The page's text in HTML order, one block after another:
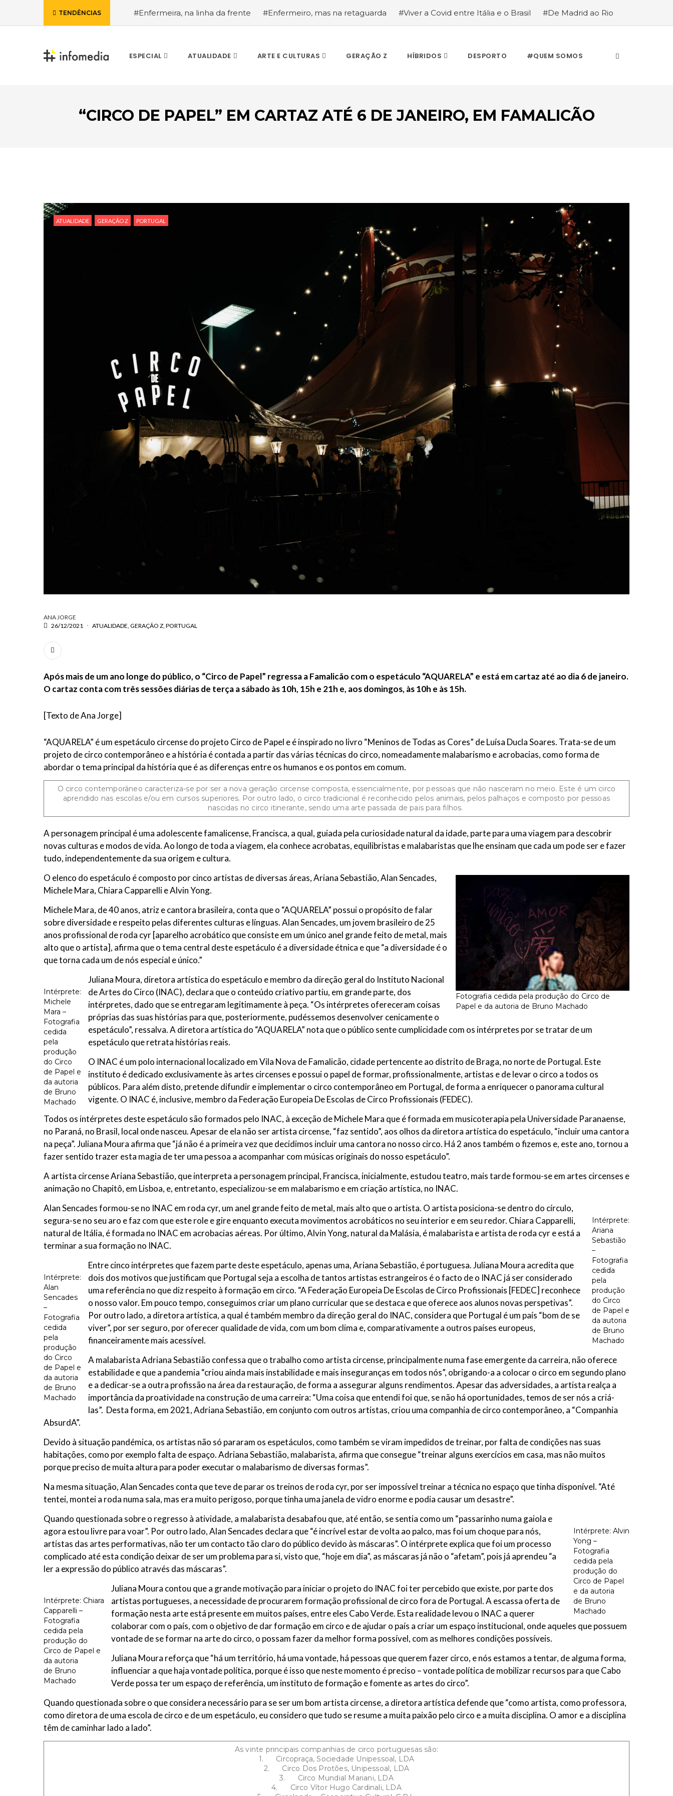
TENDÊNCIAS #Enfermeira, na linha da frente #Enfermeiro, mas na retaguarda #Viver a Covid entre Itália e o Brasil
#De Madrid ao Rio
ESPECIAL ATUALIDADE ARTE E CULTURAS GERAÇÃO Z HÍBRIDOS DESPORTO #QUEM SOMOS
“CIRCO DE PAPEL” EM CARTAZ ATÉ 6 DE JANEIRO, EM FAMALICÃO
ATUALIDADE GERAÇÃO Z PORTUGAL
ANA JORGE
26/12/2021
ATUALIDADE GERAÇÃO Z PORTUGAL
Após mais de um ano longe do público, o “Circo de Papel” regressa a Famalicão com o espetáculo “AQUARELA” e está em cartaz até ao dia 6 de janeiro.
O cartaz conta com três sessões diárias de terça a sábado às 10h, 15h e 21h e, aos domingos, às 10h e às 15h.
[Texto de Ana Jorge]
“AQUARELA” é um espetáculo circense do projeto Circo de Papel e é inspirado no livro “Meninos de Todas as Cores” de Luísa Ducla Soares. Trata-se de um
projeto de circo contemporâneo e a história é contada a partir das várias técnicas do circo, nomeadamente malabarismo e acrobacias, como forma de
abordar o tema principal da história que é as diferenças entre os humanos e os pontos em comum.
O circo contemporâneo caracteriza-se por ser a nova geração circense composta, essencialmente, por pessoas que não nasceram no meio. Este é um circo
aprendido nas escolas e/ou em cursos superiores. Por outro lado, o circo tradicional é reconhecido pelos animais, pelos palhaços e composto por pessoas
nascidas no circo itinerante, sendo uma arte passada de pais para filhos.
A personagem principal é uma adolescente famalicense, Francisca, a qual, guiada pela curiosidade natural da idade, parte para uma viagem para descobrir
novas culturas e modos de vida. Ao longo de toda a viagem, ela conhece acrobatas, equilibristas e malabaristas que lhe ensinam que cada um pode ser e fazer
tudo, independentemente da sua origem e cultura.
Fotografia cedida pela produção do Circo de
Papel e da autoria de Bruno Machado
O elenco do espetáculo é composto por cinco artistas de diversas áreas, Ariana Sebastião, Alan Sencades,
Michele Mara, Chiara Capparelli e Alvin Yong.
Michele Mara, de 40 anos, atriz e cantora brasileira, conta que o “AQUARELA” possui o propósito de falar
sobre diversidade e respeito pelas diferentes culturas e línguas. Alan Sencades, um jovem brasileiro de 25
anos profissional de roda cyr [aparelho acrobático que consiste em um único anel grande feito de metal, mais
alto que o artista], afirma que o tema central deste espetáculo é a diversidade étnica e que “a diversidade é o
que torna cada um de nós especial e único.”
Intérprete:
Michele
Mara –
Fotografia
cedida
pela
produção
do Circo
de Papel e
da autoria
de Bruno
Machado
Juliana Moura, diretora artística do espetáculo e membro da direção geral do Instituto Nacional
de Artes do Circo (INAC), declara que o conteúdo criativo partiu, em grande parte, dos
intérpretes, dado que se entregaram legitimamente à peça. “Os intérpretes ofereceram coisas
próprias das suas histórias para que, posteriormente, pudéssemos desenvolver cenicamente o
espetáculo”, ressalva. A diretora artística do “AQUARELA” nota que o público sente cumplicidade com os intérpretes por se tratar de um
espetáculo que retrata histórias reais.
O INAC é um polo internacional localizado em Vila Nova de Famalicão, cidade pertencente ao distrito de Braga, no norte de Portugal. Este
instituto é dedicado exclusivamente às artes circenses e possui o papel de formar, profissionalmente, artistas e de levar o circo a todos os
públicos. Para além disto, pretende difundir e implementar o circo contemporâneo em Portugal, de forma a enriquecer o panorama cultural
vigente. O INAC é, inclusive, membro da Federação Europeia De Escolas de Circo Profissionais (FEDEC).
Todos os intérpretes deste espetáculo são formados pelo INAC, à exceção de Michele Mara que é formada em musicoterapia pela Universidade Paranaense,
no Paraná, no Brasil, local onde nasceu. Apesar de ela não ser artista circense, “faz sentido”, aos olhos da diretora artística do espetáculo, “incluir uma cantora
na peça”. Juliana Moura afirma que “já não é a primeira vez que decidimos incluir uma cantora no nosso circo. Há 2 anos também o fizemos e, este ano, tornou a
fazer sentido trazer esta magia de ter uma pessoa a acompanhar com músicas originais do nosso espetáculo”.
A artista circense Ariana Sebastião, que interpreta a personagem principal, Francisca, inicialmente, estudou teatro, mais tarde formou-se em artes circenses e
animação no Chapitô, em Lisboa, e, entretanto, especializou-se em malabarismo e em criação artística, no INAC.
Intérprete:
Ariana
Sebastião
–
Fotografia
cedida
pela
produção
do Circo
de Papel e
da autoria
de Bruno
Machado
Alan Sencades formou-se no INAC em roda cyr, um anel grande feito de metal, mais alto que o artista. O artista posiciona-se dentro do círculo,
segura-se no seu aro e faz com que este role e gire enquanto executa movimentos acrobáticos no seu interior e em seu redor. Chiara Capparelli,
natural de Itália, é formada no INAC em acrobacias aéreas. Por último, Alvin Yong, natural da Malásia, é malabarista e artista de roda cyr e está a
terminar a sua formação no INAC.
Intérprete:
Alan
Sencades
–
Fotografia
cedida
pela
produção
do Circo
de Papel e
da autoria
de Bruno
Machado
Entre cinco intérpretes que fazem parte deste espetáculo, apenas uma, Ariana Sebastião, é portuguesa. Juliana Moura acredita que
dois dos motivos que justificam que Portugal seja a escolha de tantos artistas estrangeiros é o facto de o INAC já ser considerado
uma referência no que diz respeito à formação em circo. “A Federação Europeia De Escolas de Circo Profissionais [FEDEC] reconhece
o nosso valor. Em pouco tempo, conseguimos criar um plano curricular que se destaca e que oferece aos alunos novas perspetivas”.
Por outro lado, a diretora artística, a qual é também membro da direção geral do INAC, considera que Portugal é um país “bom de se
viver”, por ser seguro, por oferecer qualidade de vida, com um bom clima e, comparativamente a outros países europeus,
financeiramente mais acessível.
A malabarista Adriana Sebastião confessa que o trabalho como artista circense, principalmente numa fase emergente da carreira, não oferece
estabilidade e que a pandemia “criou ainda mais instabilidade e mais inseguranças em todos nós”, obrigando-a a colocar o circo em segundo plano
e a dedicar-se a outra profissão na área da restauração, de forma a assegurar alguns rendimentos. Apesar das adversidades, a artista realça a
importância da proatividade na construção de uma carreira: “Uma coisa que entendi foi que, se não há oportunidades, temos de ser nós a criá-
las”. Desta forma, em 2021, Adriana Sebastião, em conjunto com outros artistas, criou uma companhia de circo contemporâneo, a “Companhia
AbsurdA”.
Devido à situação pandémica, os artistas não só pararam os espetáculos, como também se viram impedidos de treinar, por falta de condições nas suas
habitações, como por exemplo falta de espaço. Adriana Sebastião, malabarista, afirma que consegue “treinar alguns exercícios em casa, mas não muitos
porque preciso de muita altura para poder executar o malabarismo de diversas formas”.
Na mesma situação, Alan Sencades conta que teve de parar os treinos de roda cyr, por ser impossível treinar a técnica no espaço que tinha disponível. “Até
tentei, montei a roda numa sala, mas era muito perigoso, porque tinha uma janela de vidro enorme e podia causar um desastre”.
Intérprete: Alvin
Yong –
Fotografia
cedida pela
produção do
Circo de Papel
e da autoria
de Bruno
Machado
Quando questionada sobre o regresso à atividade, a malabarista desabafou que, até então, se sentia como um “passarinho numa gaiola e
agora estou livre para voar”. Por outro lado, Alan Sencades declara que “é incrível estar de volta ao palco, mas foi um choque para nós,
artistas das artes performativas, não ter um contacto tão claro do público devido às máscaras”. O intérprete explica que foi um processo
complicado até esta condição deixar de ser um problema para si, visto que, “hoje em dia”, as máscaras já não o “afetam”, pois já aprendeu “a
ler a expressão do público através das máscaras”.
Intérprete: Chiara
Capparelli –
Fotografia
cedida pela
produção do
Circo de Papel e
da autoria
de Bruno
Machado
Juliana Moura contou que a grande motivação para iniciar o projeto do INAC foi ter percebido que existe, por parte dos
artistas portugueses, a necessidade de procurarem formação profissional de circo fora de Portugal. A escassa oferta de
formação nesta arte está presente em muitos países, entre eles Cabo Verde. Esta realidade levou o INAC a querer
colaborar com o país, com o objetivo de dar formação em circo e de ajudar o país a criar um espaço institucional, onde aqueles que possuem
vontade de se formar na arte do circo, o possam fazer da melhor forma possível, com as melhores condições possíveis.
Juliana Moura reforça que “há um território, há uma vontade, há pessoas que querem fazer circo, e nós estamos a tentar, de alguma forma,
influenciar a que haja vontade política, porque é isso que neste momento é preciso – vontade política de mobilizar recursos para que Cabo
Verde possa ter um espaço de referência, um instituto de formação e fomente as artes do circo”.
Quando questionada sobre o que considera necessário para se ser um bom artista circense, a diretora artística defende que “como artista, como professora,
como diretora de uma escola de circo e de um espetáculo, eu considero que tudo se resume a muita paixão pelo circo e a muita disciplina. O amor e a disciplina
têm de caminhar lado a lado”.
As vinte principais companhias de circo portuguesas são:
1. Circopraça, Sociedade Unipessoal, LDA
2. Circo Dos Protões, Unipessoal, LDA
3. Circo Mundial Mariani, LDA
4. Circo Vítor Hugo Cardinali, LDA